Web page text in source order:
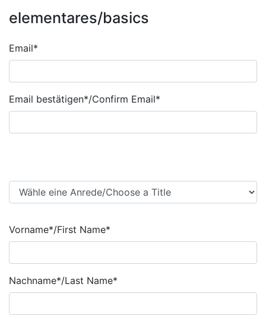
elementares/basics
Email*
Email*
Email bestätigen*/Confirm Email*
Anrede/Title
Vorname*/First Name*
Nachname*/Last Name*